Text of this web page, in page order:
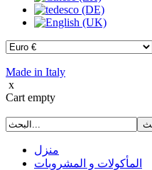
Made in Italy
x
Cart empty
منزل
المأكولات و المشروبات